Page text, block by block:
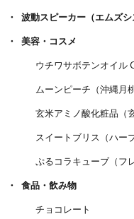
波動スピーカー（エムズシ
美容・コスメ
ウチワサボテンオイル
ムーンピーチ（沖縄月
玄米アミノ酸化粧品（
スイートブリス（ハー
ぷるコラキューブ（フ
食品・飲み物
チョコレート